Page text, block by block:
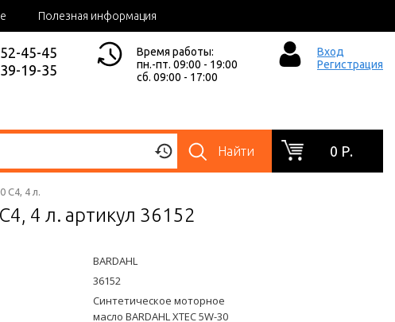
Полезная информация
45-45
19-35
Время работы:
пн.-пт. 09:00 - 19:00
сб. 09:00 - 17:00
Вход
Регистрация
Найти 0 Р.
C4, 4 л.
4 л. артикул 36152
BARDAHL
36152
Синтетическое моторное
масло BARDAHL XTEC 5W-30